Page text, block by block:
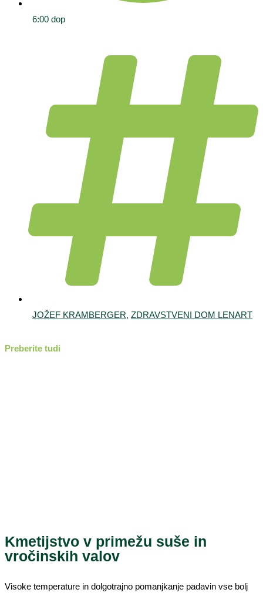
6:00 dop
JOŽEF KRAMBERGER, ZDRAVSTVENI DOM LENART
Preberite tudi
Kmetijstvo v primežu suše in
vročinskih valov
Visoke temperature in dolgotrajno pomanjkanje padavin vse bolj